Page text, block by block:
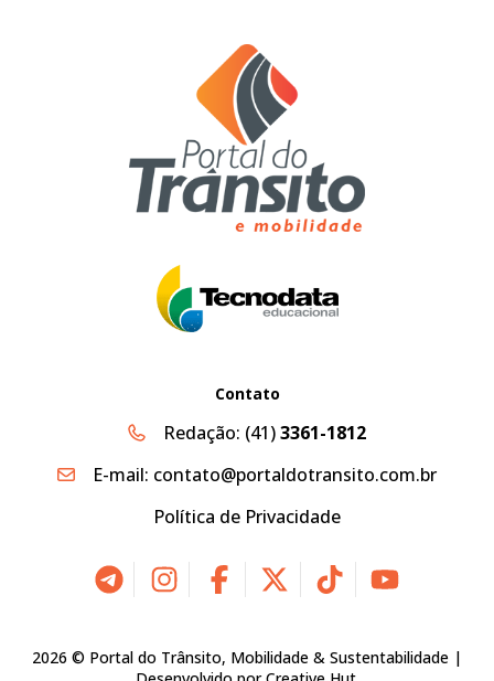
Contato
Redação: (41)3361-1812
E-mail: contato@portaldotransito.com.br
Política de Privacidade
2026 © Portal do Trânsito, Mobilidade & Sustentabilidade |